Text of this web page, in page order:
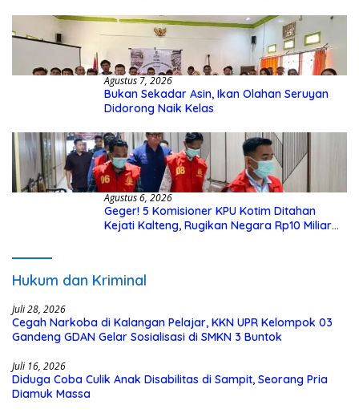
Agustus 7, 2026
Bukan Sekadar Asin, Ikan Olahan Seruyan
Didorong Naik Kelas
Agustus 6, 2026
Geger! 5 Komisioner KPU Kotim Ditahan
Kejati Kalteng, Rugikan Negara Rp10 Miliar
Hukum dan Kriminal
Juli 28, 2026
Cegah Narkoba di Kalangan Pelajar, KKN UPR Kelompok 03
Gandeng GDAN Gelar Sosialisasi di SMKN 3 Buntok
Juli 16, 2026
Diduga Coba Culik Anak Disabilitas di Sampit, Seorang Pria
Diamuk Massa